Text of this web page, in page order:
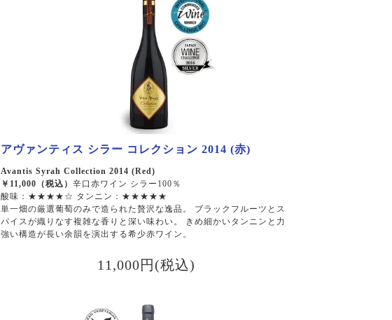
アヴァンティス シラー コレクション 2014 (赤)
Avantis Syrah Collection 2014 (Red)
￥11,000（税込） 辛口赤ワイン シラー100％
酸味：★★★★☆ タンニン：★★★★★
単一畑の厳選葡萄のみで造られた贅沢な逸品。 ブラックフルーツとス
パイスが織りなす複雑な香りと深い味わい。 きめ細かいタンニンと力
強い構造が長い余韻を演出する希少赤ワイン。
11,000円(税込)